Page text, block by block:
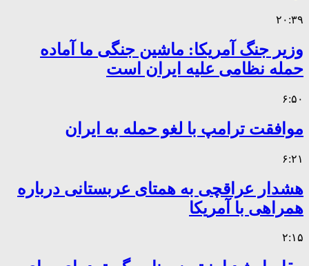
۲۰:۳۹
وزیر جنگ آمریکا: ماشین جنگی ما آماده
حمله نظامی علیه ایران است
۶:۵۰
موافقت ترامپ با لغو حمله به ایران
۶:۲۱
هشدار عراقچی به همتای عربستانی درباره
همراهی با آمریکا
۲:۱۵